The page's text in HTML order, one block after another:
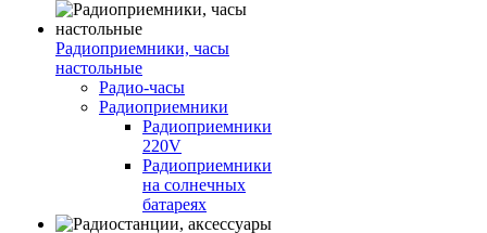
Радиоприемники, часы
настольные
Радио-часы
Радиоприемники
Радиоприемники
220V
Радиоприемники
на солнечных
батареях